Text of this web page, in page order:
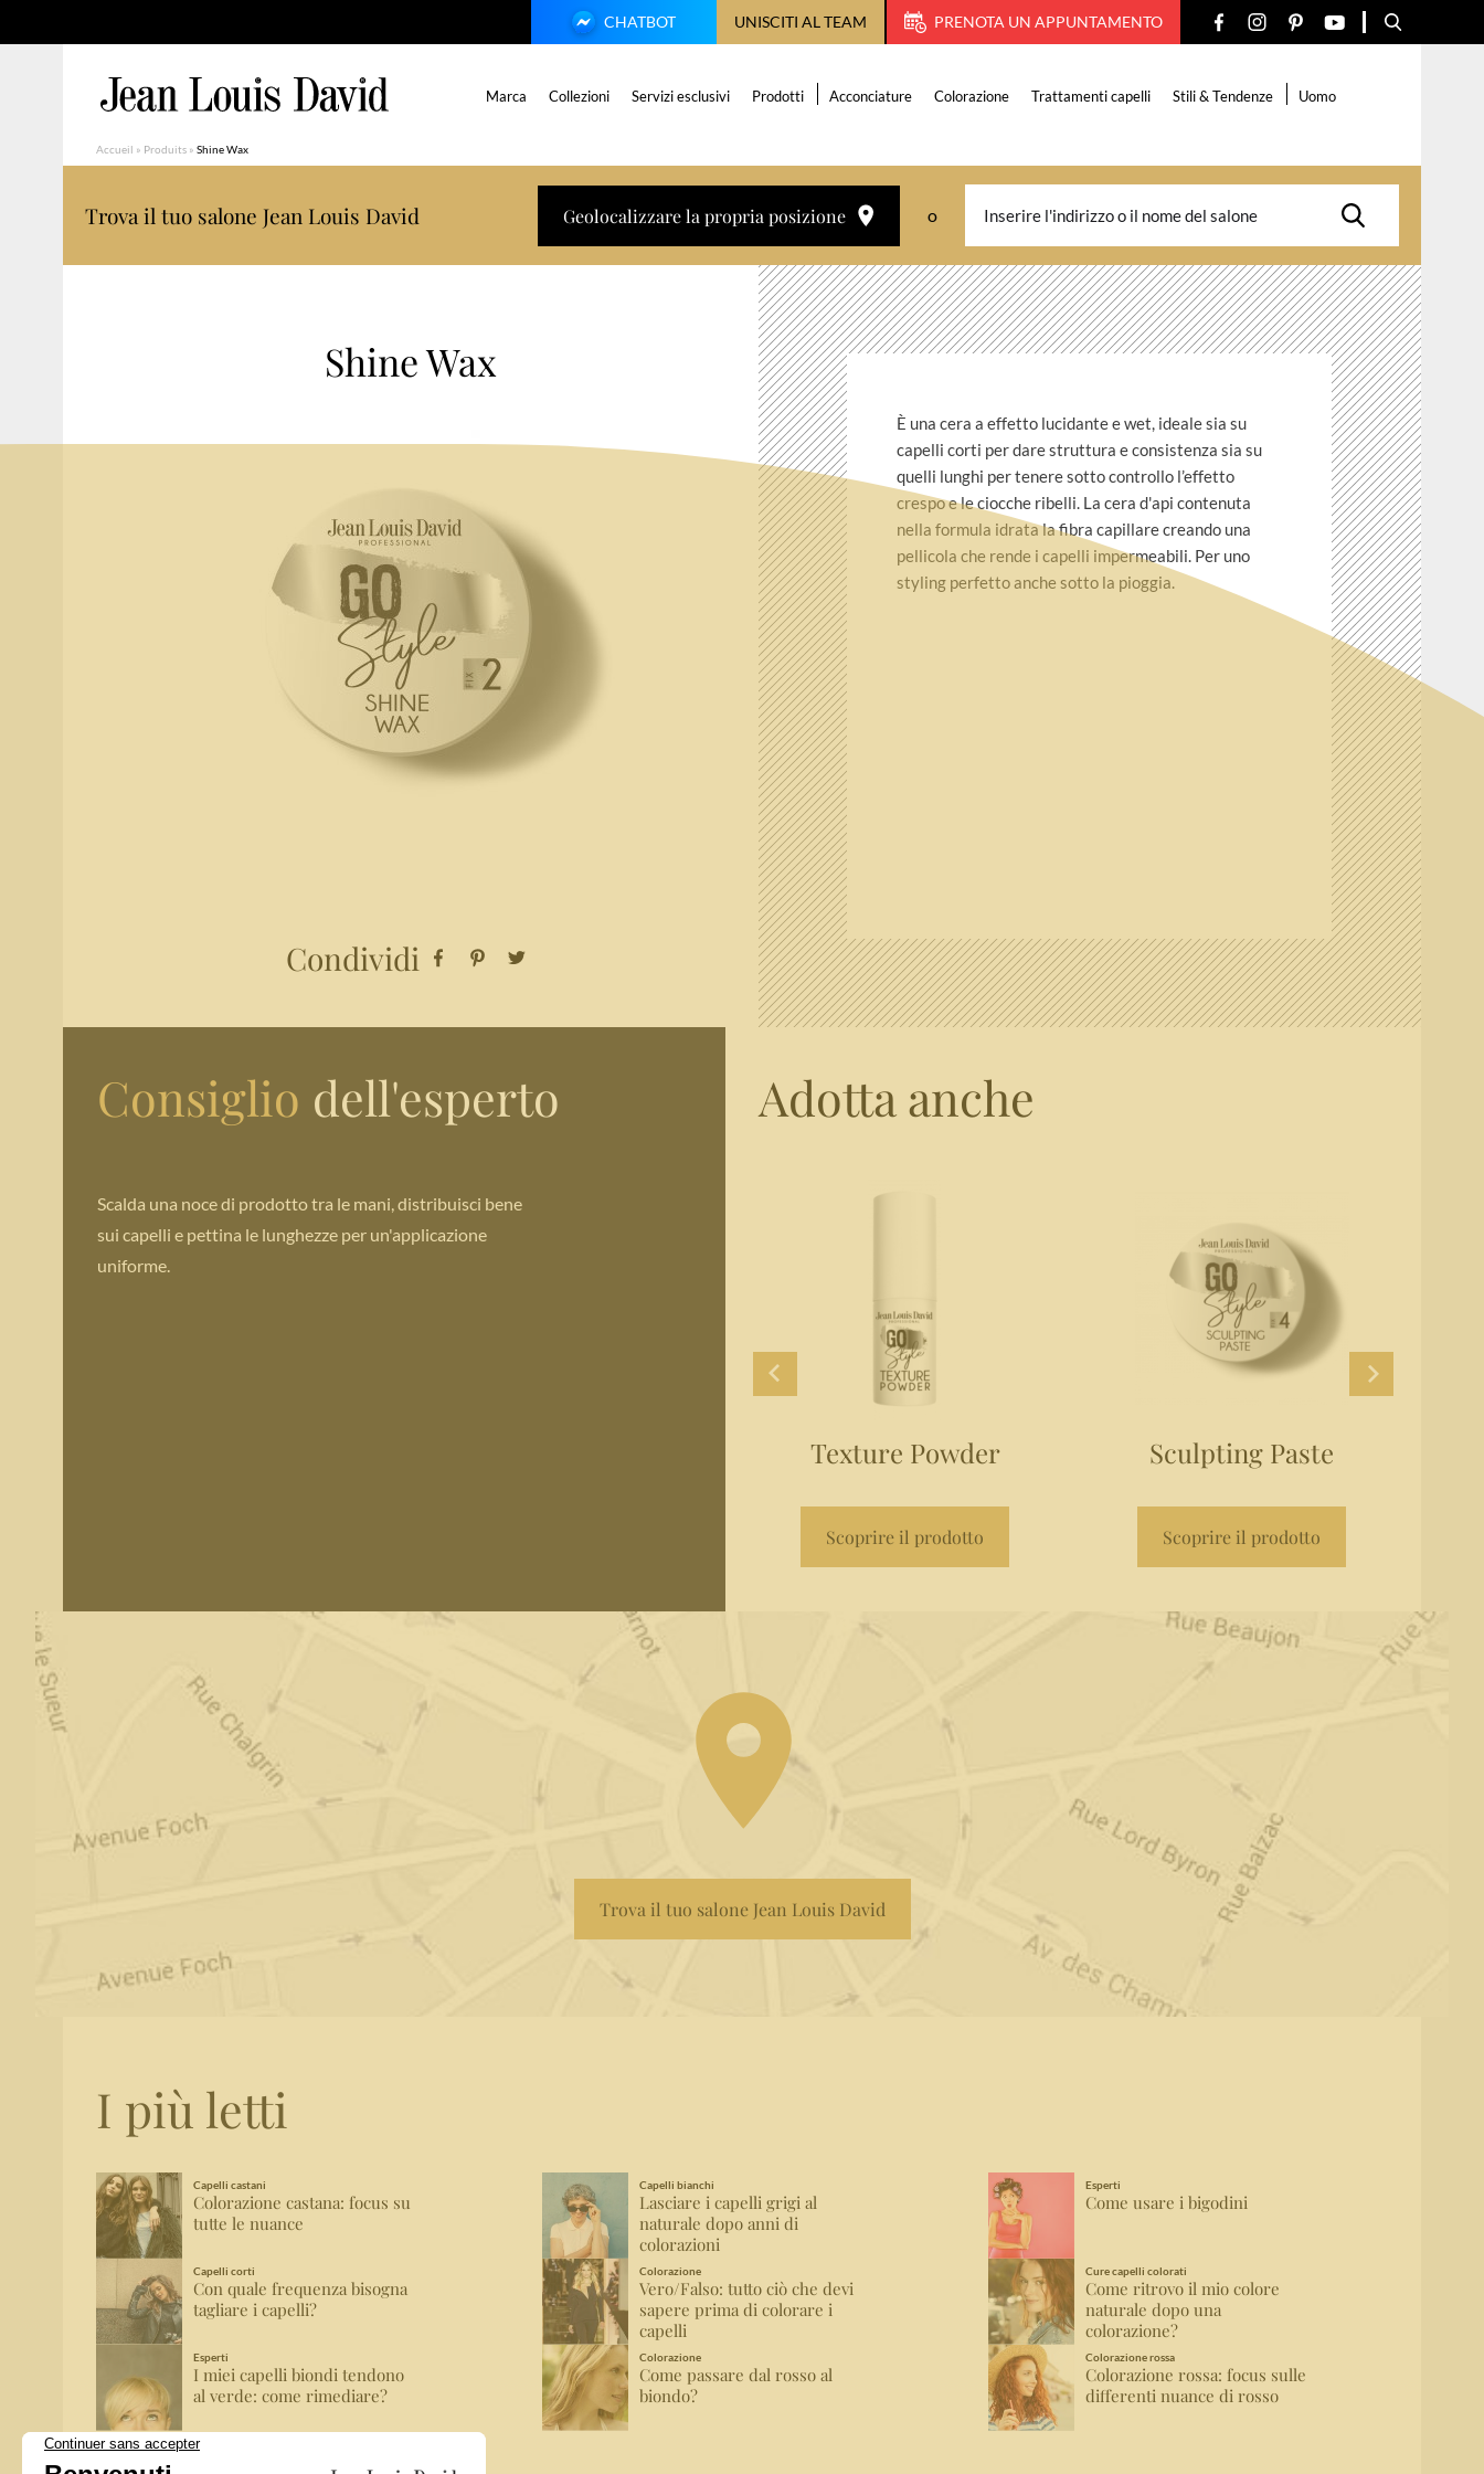
CHATBOT UNISCITI AL TEAM PRENOTA UN APPUNTAMENTO
Marca Collezioni Servizi esclusivi Prodotti Acconciature Colorazione Trattamenti capelli Stili & Tendenze Uomo
Accueil » Produits » Shine Wax
Trova il tuo salone Jean Louis David Geolocalizzare la propria posizione o
Shine Wax
Condividi
È una cera a effetto lucidante e wet, ideale sia su
capelli corti per dare struttura e consistenza sia su
quelli lunghi per tenere sotto controllo l’effetto
crespo e le ciocche ribelli. La cera d'api contenuta
nella formula idrata la fibra capillare creando una
pellicola che rende i capelli impermeabili. Per uno
styling perfetto anche sotto la pioggia.
Consiglio dell'esperto
Scalda una noce di prodotto tra le mani, distribuisci bene
sui capelli e pettina le lunghezze per un'applicazione
uniforme.
Adotta anche
Texture Powder
Scoprire il prodotto
Sculpting Paste
Scoprire il prodotto
Trova il tuo salone Jean Louis David
I più letti
Capelli castani
Colorazione castana: focus su
tutte le nuance
Capelli bianchi
Lasciare i capelli grigi al
naturale dopo anni di
colorazioni
Esperti
Come usare i bigodini
Capelli corti
Con quale frequenza bisogna
tagliare i capelli?
Colorazione
Vero/Falso: tutto ciò che devi
sapere prima di colorare i
capelli
Cure capelli colorati
Come ritrovo il mio colore
naturale dopo una
colorazione?
Esperti
I miei capelli biondi tendono
al verde: come rimediare?
Colorazione
Come passare dal rosso al
biondo?
Colorazione rossa
Colorazione rossa: focus sulle
differenti nuance di rosso